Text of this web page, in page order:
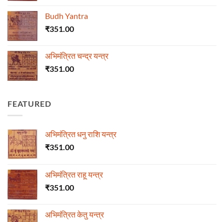
Budh Yantra
₹351.00
अभिमंत्रित चन्द्र यन्त्र
₹351.00
FEATURED
अभिमंत्रित धनु राशि यन्त्र
₹351.00
अभिमंत्रित राहू यन्त्र
₹351.00
अभिमंत्रित केतु यन्त्र